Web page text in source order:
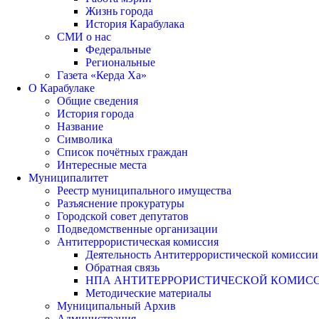
Жизнь города
История Карабулака
СМИ о нас
Федеральные
Региональные
Газета «Керда Ха»
О Карабулаке
Общие сведения
История города
Название
Символика
Список почётных граждан
Интересные места
Муниципалитет
Реестр муниципального имущества
Разъяснение прокуратуры
Городской совет депутатов
Подведомственные организации
Антитеррористическая комиссия
Деятельность Антитеррористической комиссии
Обратная связь
НПА АНТИТЕРРОРИСТИЧЕСКОЙ
Методические материалы
Муниципальный Архив